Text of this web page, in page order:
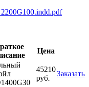
Цена
45210
руб.
Заказать